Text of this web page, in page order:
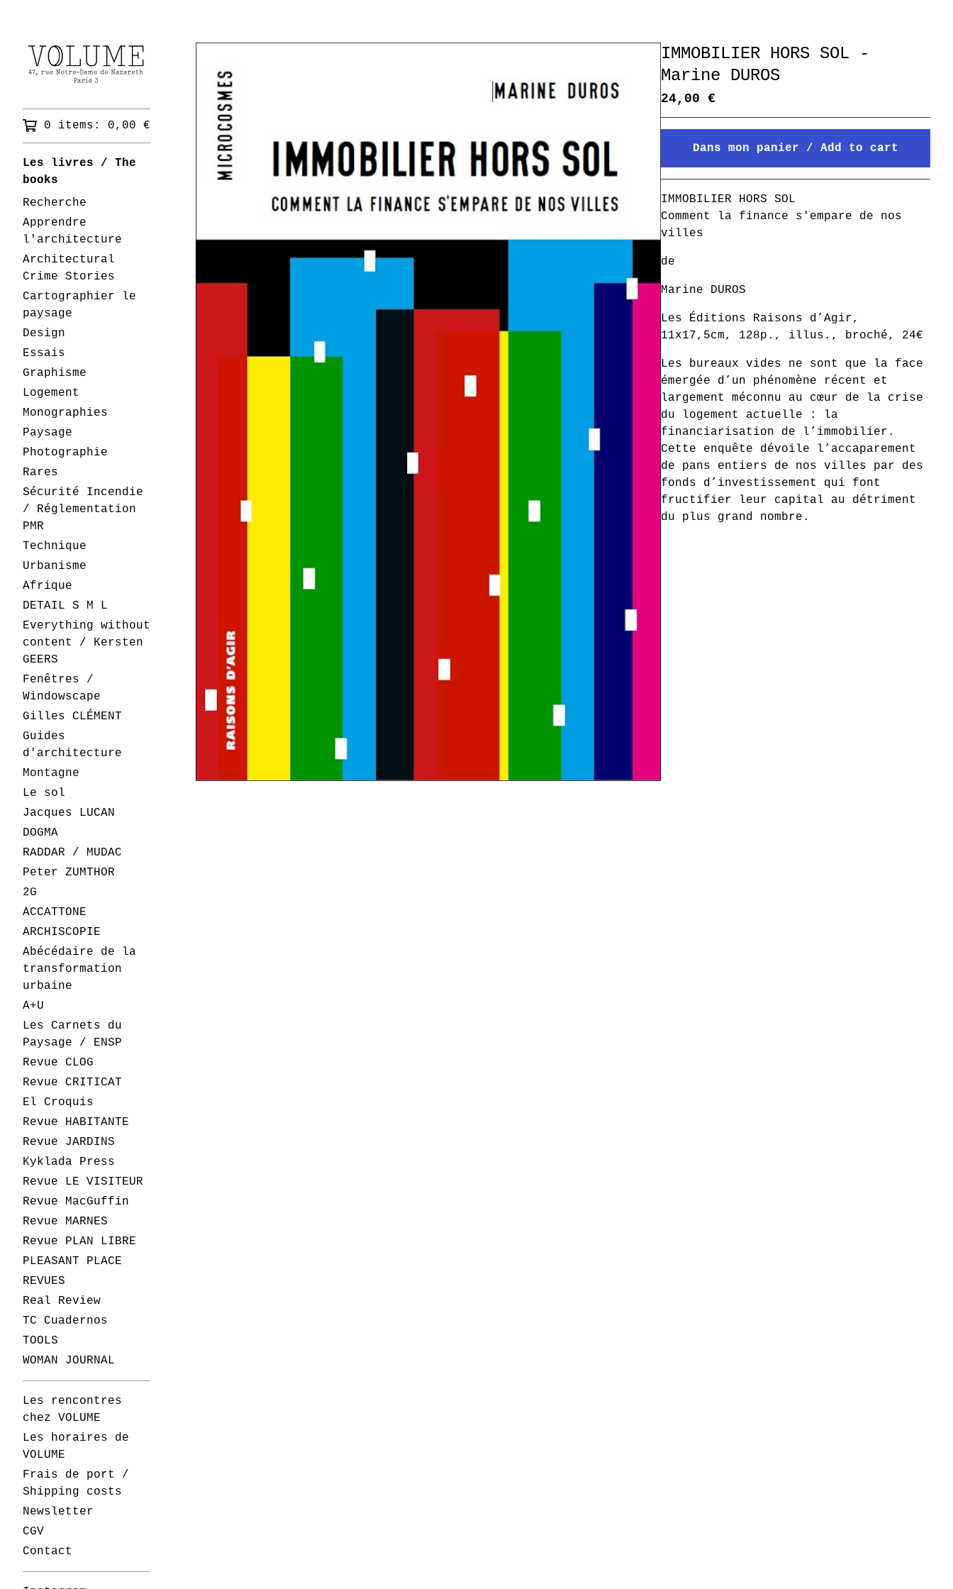
0 items: 0,00 €
Les livres / The
books
Recherche
Apprendre
l'architecture
Architectural
Crime Stories
Cartographier le
paysage
Design
Essais
Graphisme
Logement
Monographies
Paysage
Photographie
Rares
Sécurité Incendie
/ Réglementation
PMR
Technique
Urbanisme
Afrique
DETAIL S M L
Everything without
content / Kersten
GEERS
Fenêtres /
Windowscape
Gilles CLÉMENT
Guides
d'architecture
Montagne
Le sol
Jacques LUCAN
DOGMA
RADDAR / MUDAC
Peter ZUMTHOR
2G
ACCATTONE
ARCHISCOPIE
Abécédaire de la
transformation
urbaine
A+U
Les Carnets du
Paysage / ENSP
Revue CLOG
Revue CRITICAT
El Croquis
Revue HABITANTE
Revue JARDINS
Kyklada Press
Revue LE VISITEUR
Revue MacGuffin
Revue MARNES
Revue PLAN LIBRE
PLEASANT PLACE
REVUES
Real Review
TC Cuadernos
TOOLS
WOMAN JOURNAL
Les rencontres
chez VOLUME
Les horaires de
VOLUME
Frais de port /
Shipping costs
Newsletter
CGV
Contact
IMMOBILIER HORS SOL -
Marine DUROS
24,00 €
Dans mon panier / Add to cart
Mon panier / Go to cart
IMMOBILIER HORS SOL
Comment la finance s'empare de nos
villes
de
Marine DUROS
Les Éditions Raisons d’Agir,
11x17,5cm, 128p., illus., broché, 24€
Les bureaux vides ne sont que la face
émergée d’un phénomène récent et
largement méconnu au cœur de la crise
du logement actuelle : la
financiarisation de l’immobilier.
Cette enquête dévoile l’accaparement
de pans entiers de nos villes par des
fonds d’investissement qui font
fructifier leur capital au détriment
du plus grand nombre.